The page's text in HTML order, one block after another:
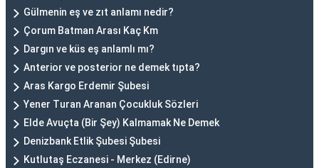
Gülmenin eş ve zıt anlamı nedir?
Çorum Batman Arası Kaç Km
Dargın ve küs eş anlamlı mı?
Anterior ve posterior ne demek tıpta?
Aras Kargo Erdemir Şubesi
Yener Turan Aranan Çocukluk Sözleri
Elde Avuçta (Bir Şey) Kalmamak Ne Demek
Denizbank Etlik Şubesi Şubesi
Kutlutaş Eczanesi - Merkez (Edirne)